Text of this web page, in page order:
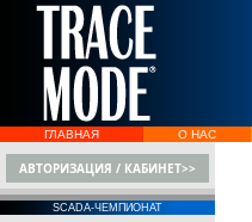
ГЛАВНАЯ О НАС
АВТОРИЗАЦИЯ / КАБИНЕТ>>
SCADA-ЧЕМПИОНАТ